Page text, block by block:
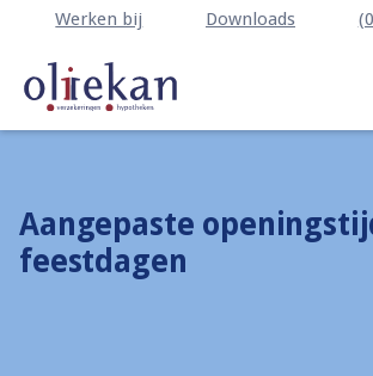
Werken bij Downloads
Aangepaste
feestdagen